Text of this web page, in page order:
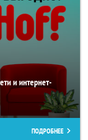
и интернет-
ПОДРОБНЕЕ